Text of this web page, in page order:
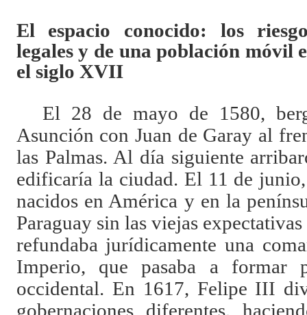
El espacio conocido: los
legales y de una población móvil
el siglo XVII
El 28 de mayo de 1580,
Asunción con Juan de Garay al
las Palmas. Al día siguiente
edificaría la ciudad. El 11 de
nacidos en América y en la
Paraguay sin las viejas
refundaba jurídicamente una
Imperio, que pasaba a formar
occidental. En 1617, Felipe III
gobernaciones diferentes,